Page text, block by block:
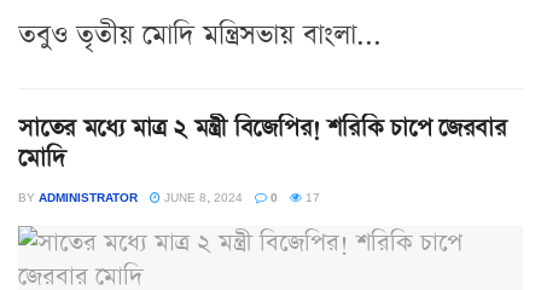
তবুও তৃতীয় মোদি মন্ত্রিসভায় বাংলা...
সাতের মধ্যে মাত্র ২ মন্ত্রী বিজেপির! শরিকি চাপে জেরবার
মোদি
BY ADMINISTRATOR JUNE 8, 2024 0 17